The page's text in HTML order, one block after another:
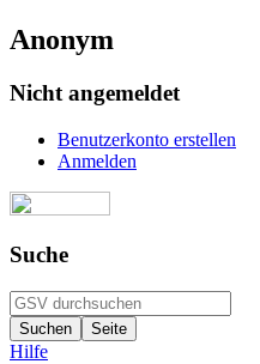
Anonym
Nicht angemeldet
Benutzerkonto erstellen
Anmelden
Suche
Hilfe